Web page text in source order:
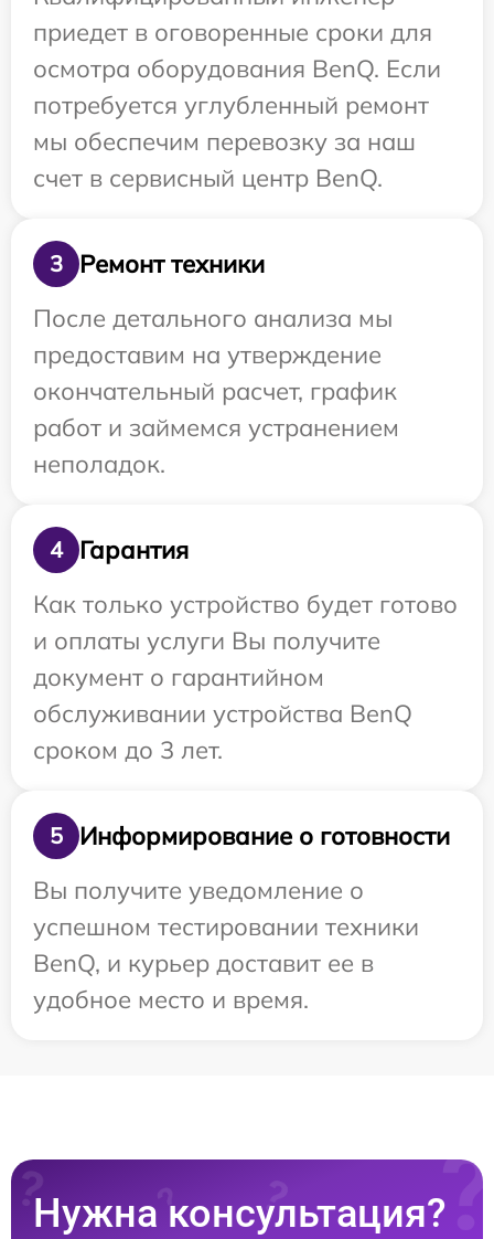
приедет в оговоренные сроки для
осмотра оборудования BenQ. Если
потребуется углубленный ремонт
мы обеспечим перевозку за наш
счет в сервисный центр BenQ.
3
Ремонт техники
После детального анализа мы
предоставим на утверждение
окончательный расчет, график
работ и займемся устранением
неполадок.
4
Гарантия
Как только устройство будет готово
и оплаты услуги Вы получите
документ о гарантийном
обслуживании устройства BenQ
сроком до 3 лет.
5
Информирование о готовности
Вы получите уведомление о
успешном тестировании техники
BenQ, и курьер доставит ее в
удобное место и время.
Нужна консультация?